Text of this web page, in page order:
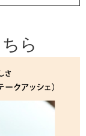
ら